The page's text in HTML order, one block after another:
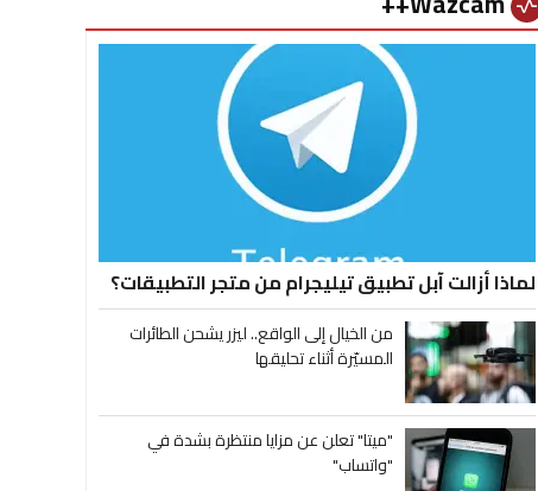
vital_signs
لماذا أزالت آبل تطبيق تيليجرام من متجر التطبيقات؟
من الخيال إلى الواقع.. ليزر يشحن الطائرات
المسيّرة أثناء تحليقها
"ميتا" تعلن عن مزايا منتظرة بشدة في
"واتساب"